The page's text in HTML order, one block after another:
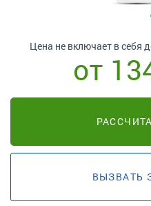
Цена не включает в себя
от
ВЫЗВАТЬ